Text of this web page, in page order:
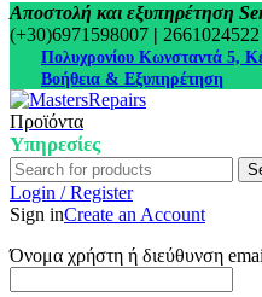
Αποστολή και εξυπηρέτηση
(+30)6971598007 | 2661024522
Πολυχρονίου Κωνσταντά 5,
Βοήθεια & Εξυπηρέτηση
Προϊόντα
Υπηρεσίες
Login / Register
Sign inCreate an Account
Όνομα χρήστη ή διεύθυνση